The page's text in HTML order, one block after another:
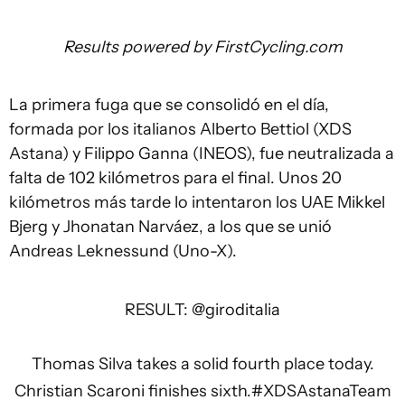
Results powered byFirstCycling.com
La primera fuga que se consolidó en el día,
formada por los italianos Alberto Bettiol (XDS
Astana) y Filippo Ganna (INEOS), fue neutralizada a
falta de 102 kilómetros para el final. Unos 20
kilómetros más tarde lo intentaron los UAE Mikkel
Bjerg y Jhonatan Narváez, a los que se unió
Andreas Leknessund (Uno-X).
RESULT: @giroditalia
Thomas Silva takes a solid fourth place today.
Christian Scaroni finishes sixth.#XDSAstanaTeam